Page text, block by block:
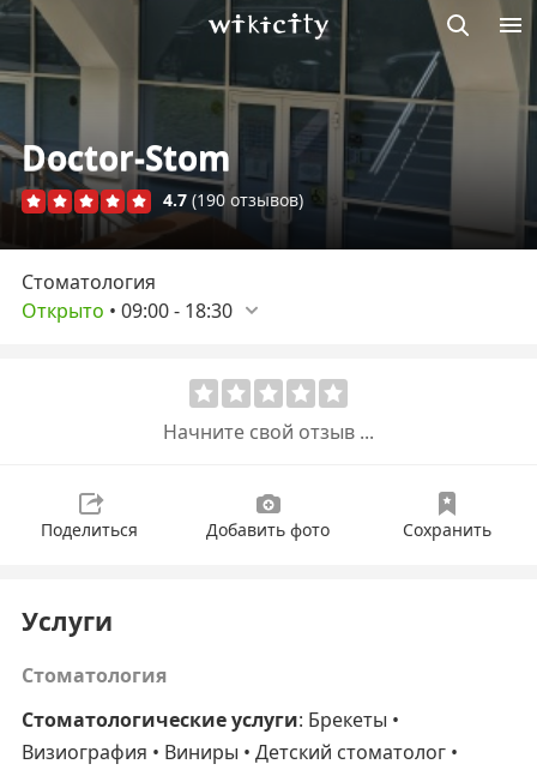
Doctor-Stom
4.7 (190 отзывов)
Стоматология
Открыто • 09:00- 18:30
Начните свой отзыв ...
Поделиться Добавить фото Сохранить
Услуги
Стоматология
Стоматологические услуги: Брекеты •
Визиография • Виниры • Детский стоматолог •